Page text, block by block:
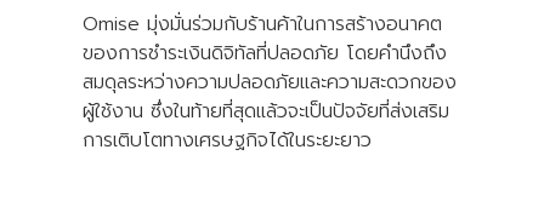
Omise มุ่งมั่นร่วมกับร้านค้าในการสร้างอนาคต
ของการชำระเงินดิจิทัลที่ปลอดภัย โดยคำนึงถึง
สมดุลระหว่างความปลอดภัยและความสะดวกของ
ผู้ใช้งาน ซึ่งในท้ายที่สุดแล้วจะเป็นปัจจัยที่ส่งเสริม
การเติบโตทางเศรษฐกิจได้ในระยะยาว